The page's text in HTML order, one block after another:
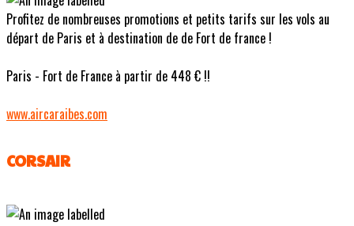
Profitez de nombreuses promotions et petits tarifs sur les vols au
départ de Paris et à destination de de Fort de france !
Paris - Fort de France à partir de 448 € !!
www.aircaraibes.com
CORSAIR